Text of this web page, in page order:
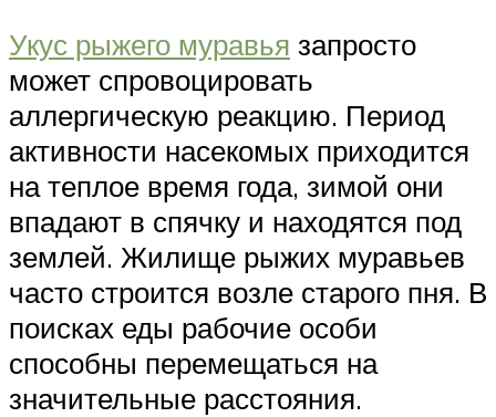
Укус рыжего муравья запросто
может спровоцировать
аллергическую реакцию. Период
активности насекомых приходится
на теплое время года, зимой они
впадают в спячку и находятся под
землей. Жилище рыжих муравьев
часто строится возле старого пня. В
поисках еды рабочие особи
способны перемещаться на
значительные расстояния.